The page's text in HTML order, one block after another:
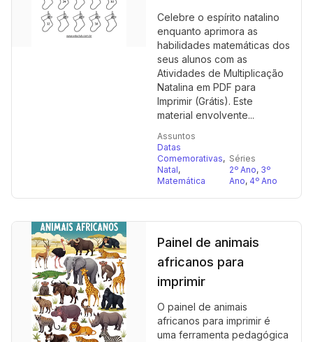
Celebre o espírito natalino
enquanto aprimora as
habilidades matemáticas dos
seus alunos com as
Atividades de Multiplicação
Natalina em PDF para
Imprimir (Grátis). Este
material envolvente...
Assuntos
Datas
Comemorativas,
Natal,
Matemática
Séries
2º Ano, 3º
Ano, 4º Ano
Painel de animais
africanos para
imprimir
O painel de animais
africanos para imprimir é
uma ferramenta pedagógica